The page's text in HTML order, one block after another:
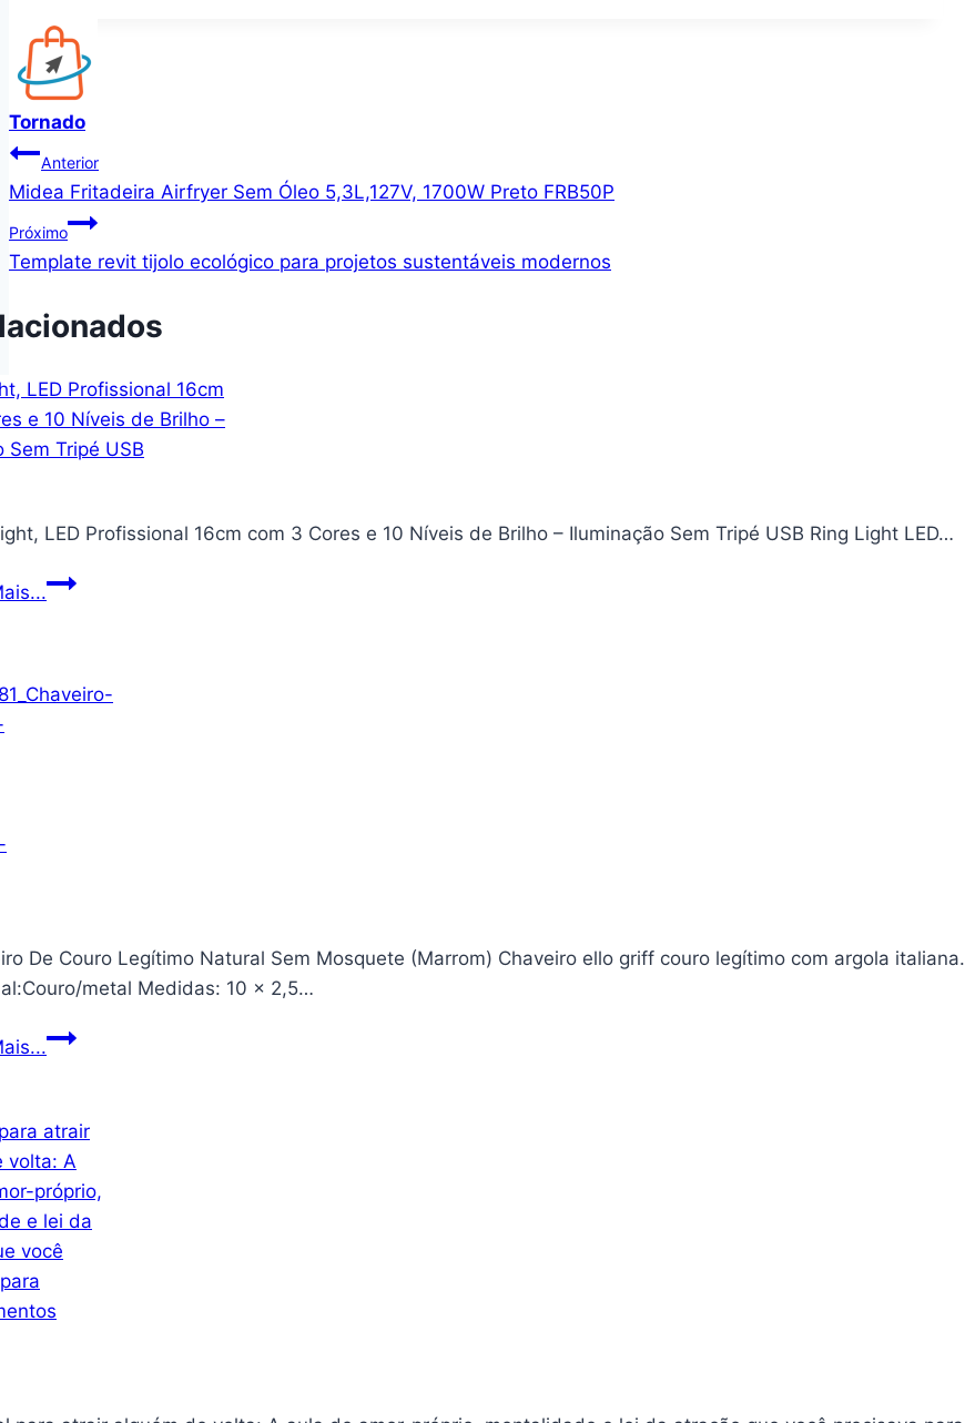
Tornado
Navegação
de
Post
Anterior
Midea Fritadeira Airfryer Sem Óleo 5,3L,127V, 1700W Preto FRB50P
Próximo
Template revit tijolo ecológico para projetos sustentáveis modernos
LED Profissional 16cm com 3 Cores e 10 Níveis de Brilho – Iluminação Sem Tripé USB Ring Light LED…
Ring
16cm
–
Iluminação
Sem
Tripé
De Couro Legítimo Natural Sem Mosquete (Marrom) Chaveiro ello griff couro legítimo com argola italiana.
metal Medidas: 10 x 2,5…
Chaveiro
Legítimo
Natural
Sem
Mosquete
(Marrom)